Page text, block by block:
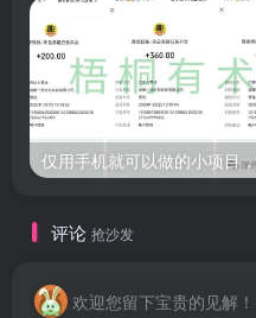
评论 抢沙发
欢迎您留下宝贵的见解！